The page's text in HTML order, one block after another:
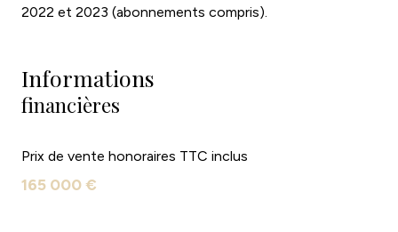
2022 et 2023 (abonnements compris).
Informations
financières
Prix de vente honoraires TTC inclus
165 000 €